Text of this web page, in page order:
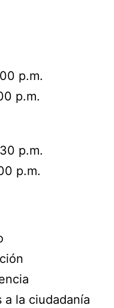
p.m.
p.m.
p.m.
p.m.
la ciudadanía